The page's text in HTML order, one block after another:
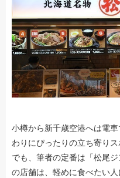
小樽から新千歳空港へは電
わりにぴったりの立ち寄り
でも、筆者の定番は「松尾
の店舗は、軽めに食べたい人